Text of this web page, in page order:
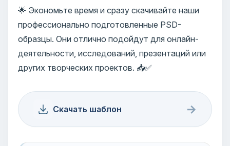
🌟 Экономьте время и сразу скачивайте наши
профессионально подготовленные PSD-
образцы. Они отлично подойдут для онлайн-
деятельности, исследований, презентаций или
других творческих проектов. 📥✅
Скачать шаблон →